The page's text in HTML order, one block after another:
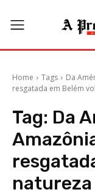
Home Tags
Da
resgatada em Belém
Tag: Da
natureza